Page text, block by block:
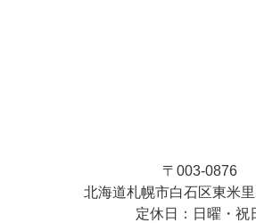
〒003-0876
北海道札幌市白石区東米
定休日：日曜・祝